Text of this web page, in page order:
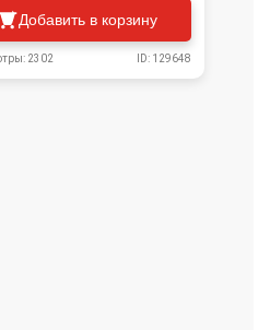
Добавить в корзину
2302 ID: 129648